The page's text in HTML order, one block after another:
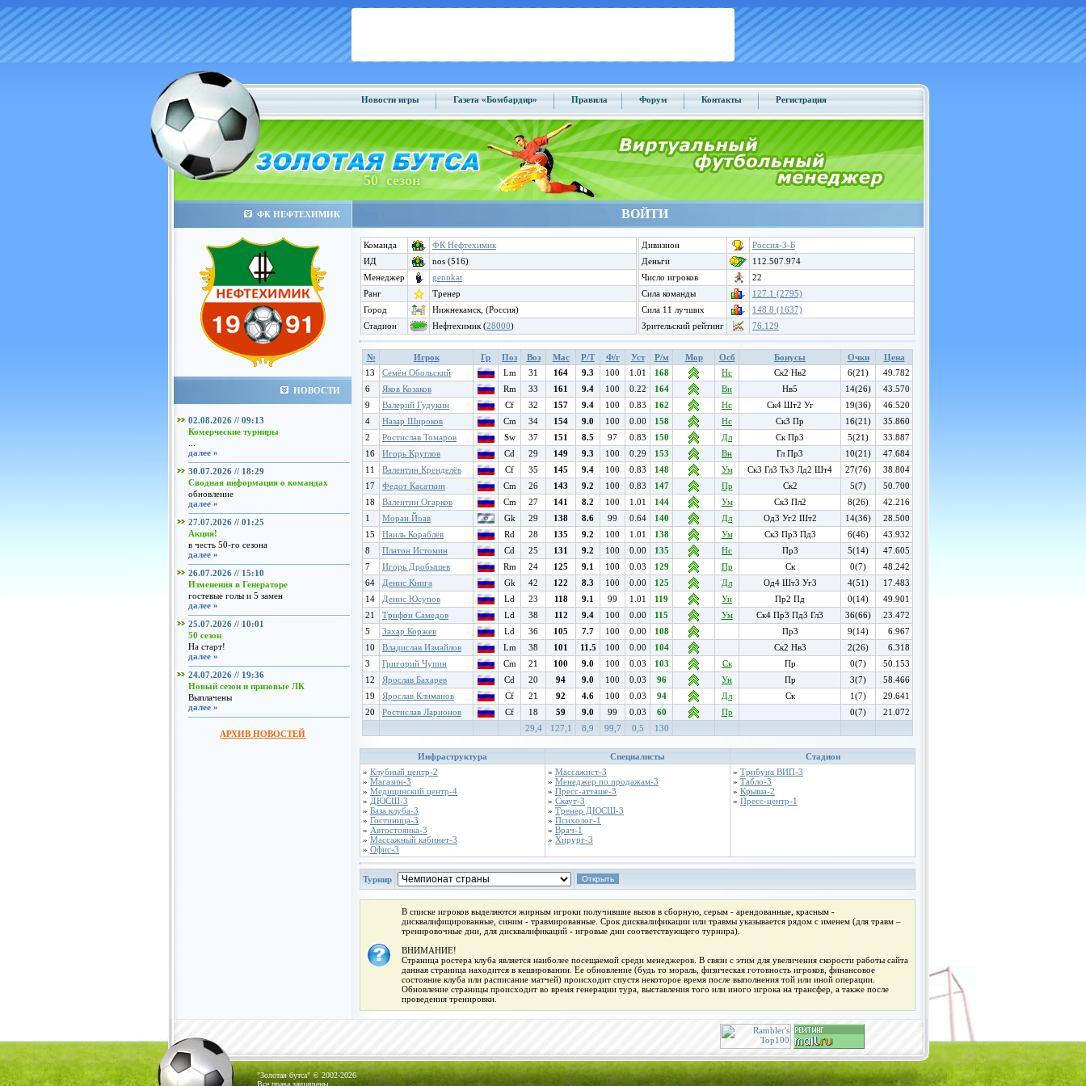
Новости игры Газета «Бомбардир» Правила Форум Контакты Регистрация
50 сезон
ФК НЕФТЕХИМИК
НОВОСТИ
02.08.2026 // 09:13
Комерческие турниры
далее »
30.07.2026 // 18:29
Сводная информация о командах
обновление
далее »
27.07.2026 // 01:25
Акция!
в честь 50-го сезона
далее »
26.07.2026 // 15:10
Изменения в Генераторе
гостевые голы и 5 замен
далее »
25.07.2026 // 10:01
50 сезон
На старт!
далее »
24.07.2026 // 19:36
Новый сезон и призовые ЛК
Выплачены
далее »
АРХИВ НОВОСТЕЙ
ВОЙТИ
Команда
ФК Нефтехимик
ИД
nos (516)
Менеджер
gennkat
Ранг
Тренер
Город
Нижнекамск, (Россия)
Стадион
Нефтехимик (28000)
Дивизион
Россия-3-Б
Деньги
112.507.974
Число игроков
22
Сила команды
127.1 (2795)
Сила 11 лучших
148.8 (1637)
Зрительский рейтинг
76.129
№ Игрок Гр Поз Воз Мас Р/Т Ф/г Уст Р/м Мор Осб Бонусы Очки
Цена
13
Семён Обольский Lm 31 164 9.3 100 1.01 168 Нс Ск2 Нв2 6(21)
49.782
6
Яков Козаков Rm 33 161 9.4 100 0.22 164 Вн Нв5 14(26)
43.570
9
Валерий Гудукин Cf 32 157 9.4 100 0.83 162 Нс Ск4 Шт2 Уг 19(36)
46.520
4
Назар Широков Cm 34 154 9.0 100 0.00 158 Нс Ск3 Пр 16(21)
35.860
2
Ростислав Томаров Sw 37 151 8.5 97 0.83 150 Дл Ск Пр3 5(21)
33.887
16
Игорь Круглов Cd 29 149 9.3 100 0.29 153 Вн Гл Пр3 10(21)
47.684
11
Валентин Кренделёв Cf 35 145 9.4 100 0.83 148 Ум Ск3 Гл3 Тх3 Лд2 Шт4 27(76)
38.804
17
Федот Касаткин Cm 26 143 9.2 100 0.83 147 Пр Ск2 5(7)
50.700
18
Валентин Огарков Cm 27 141 8.2 100 1.01 144 Ум Ск3 Пл2 8(26)
42.216
1
Моран Йоав Gk 29 138 8.6 99 0.64 140 Дл Од3 Уг2 Шт2 14(36)
28.500
15
Наиль Кораблёв Rd 28 135 9.2 100 1.01 138 Ум Ск3 Пр3 Пд3 6(46)
43.932
8
Платон Истомин Cd 25 131 9.2 100 0.00 135 Нс Пр3 5(14)
47.605
7
Игорь Дробышев Rm 24 125 9.1 100 0.03 129 Пр Ск 0(7)
48.242
64
Денис Книга Gk 42 122 8.3 100 0.00 125 Дл Од4 Шт3 Уг3 4(51)
17.483
14
Денис Юсупов Ld 23 118 9.1 99 1.01 119 Ун Пр2 Пд 0(14)
49.901
21
Трифон Самедов Ld 38 112 9.4 100 0.00 115 Ум Ск4 Пр3 Пд3 Гл3 36(66)
23.472
5
Захар Коржев Ld 36 105 7.7 100 0.00 108 Пр3 9(14)
6.967
10
Владислав Измайлов Lm 38 101 11.5 100 0.00 104 Ск2 Нв3 2(26)
6.318
3
Григорий Чупин Cm 21 100 9.0 100 0.03 103 Ск Пр 0(7)
50.153
12
Ярослав Бахарев Cd 20 94 9.0 100 0.03 96 Ун Пр 3(7)
58.466
19
Ярослав Климанов Cf 21 92 4.6 100 0.03 94 Дл Ск 1(7)
29.641
20
Ростислав Ларионов Cf 18 59 9.0 99 0.03 60 Пр 0(7)
21.072
29,4
127,1 8,9 99,7 0,5 130
Инфраструктура Специалисты
Стадион
» Клубный центр-2
» Магазин-3
» Медицинский центр-4
» ДЮСШ-3
» База клуба-3
» Гостиница-3
» Автостоянка-3
» Массажный кабинет-3
» Офис-3
» Массажист-3
» Менеджер по продажам-3
» Пресс-атташе-3
» Скаут-3
» Тренер ДЮСШ-3
» Психолог-1
» Врач-1
» Хирург-3
» Трибуна ВИП-3
» Табло-3
» Крыша-2
» Пресс-центр-1
Турнир
В списке игроков выделяются жирным игроки получившие вызов в сборную, серым - арендованные, красным -
дисквалифицированные, синим - травмированные. Срок дисквалификации или травмы указывается рядом с именем (для травм –
тренировочные дни, для дисквалификаций - игровые дни соответствующего турнира).
ВНИМАНИЕ!
Страница ростера клуба является наиболее посещаемой среди менеджеров. В связи с этим для увеличения скорости работы сайта
данная страница находится в кешировании. Ее обновление (будь то мораль, физическая готовность игроков, финансовое
состояние клуба или расписание матчей) происходит спустя некоторое время после выполнения той или иной операции.
Обновление страницы происходит во время генерации тура, выставления того или иного игрока на трансфер, а также после
проведения тренировки.
"Золотая бутса" © 2002-2026
Все права защищены.